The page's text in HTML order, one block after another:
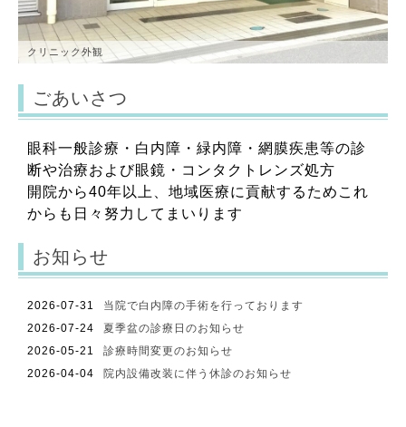
クリニック外観
ごあいさつ
眼科一般診療・白内障・緑内障・網膜疾患等の診
断や治療および眼鏡・コンタクトレンズ処方
開院から40年以上、地域医療に貢献するためこれ
からも日々努力してまいります
お知らせ
2026-07-31
当院で白内障の手術を行っております
2026-07-24
夏季盆の診療日のお知らせ
2026-05-21
診療時間変更のお知らせ
2026-04-04
院内設備改装に伴う休診のお知らせ